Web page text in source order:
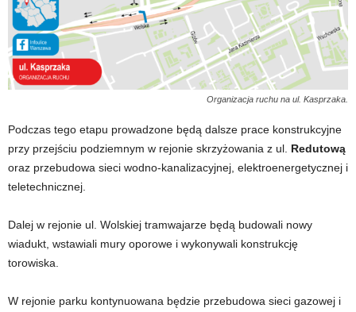
Organizacja ruchu na ul. Kasprzaka.
Podczas tego etapu prowadzone będą dalsze prace konstrukcyjne
przy przejściu podziemnym w rejonie skrzyżowania z ul. Redutową
oraz przebudowa sieci wodno-kanalizacyjnej, elektroenergetycznej i
teletechnicznej.
Dalej w rejonie ul. Wolskiej tramwajarze będą budowali nowy
wiadukt, wstawiali mury oporowe i wykonywali konstrukcję
torowiska.
W rejonie parku kontynuowana będzie przebudowa sieci gazowej i